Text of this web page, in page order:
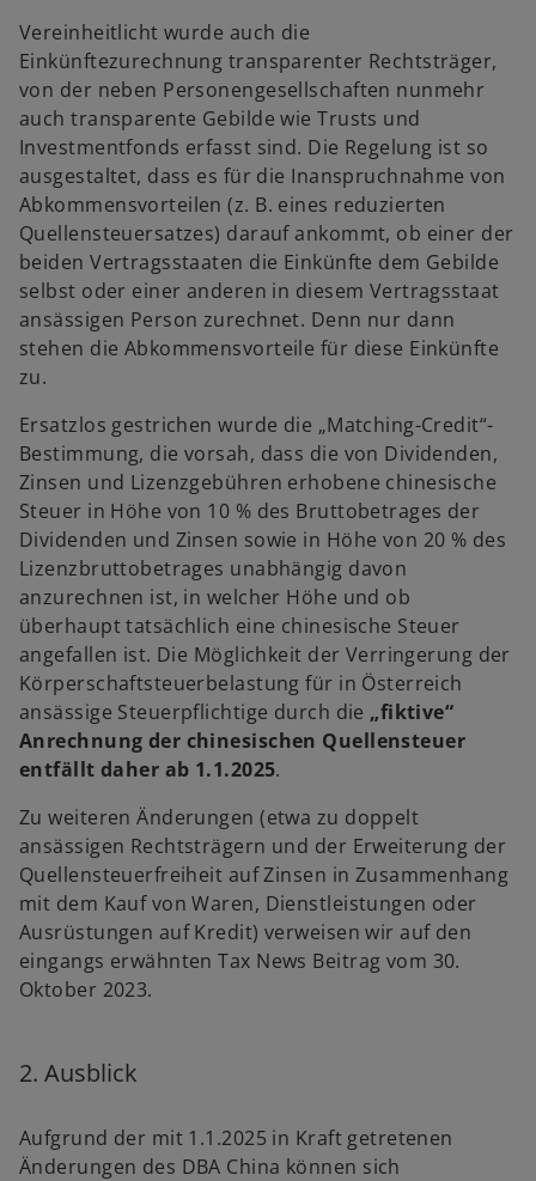
Vereinheitlicht wurde auch die
Einkünftezurechnung transparenter Rechtsträger,
von der neben Personengesellschaften nunmehr
auch transparente Gebilde wie Trusts und
Investmentfonds erfasst sind. Die Regelung ist so
ausgestaltet, dass es für die Inanspruchnahme von
Abkommensvorteilen (z. B. eines reduzierten
Quellensteuersatzes) darauf ankommt, ob einer der
beiden Vertragsstaaten die Einkünfte dem Gebilde
selbst oder einer anderen in diesem Vertragsstaat
ansässigen Person zurechnet. Denn nur dann
stehen die Abkommensvorteile für diese Einkünfte
zu.
Ersatzlos gestrichen wurde die „Matching-Credit“-
Bestimmung, die vorsah, dass die von Dividenden,
Zinsen und Lizenzgebühren erhobene chinesische
Steuer in Höhe von 10 % des Bruttobetrages der
Dividenden und Zinsen sowie in Höhe von 20 % des
Lizenzbruttobetrages unabhängig davon
anzurechnen ist, in welcher Höhe und ob
überhaupt tatsächlich eine chinesische Steuer
angefallen ist. Die Möglichkeit der Verringerung der
Körperschaftsteuerbelastung für in Österreich
ansässige Steuerpflichtige durch die „fiktive“
Anrechnung der chinesischen Quellensteuer
entfällt daher ab 1.1.2025.
Zu weiteren Änderungen (etwa zu doppelt
ansässigen Rechtsträgern und der Erweiterung der
Quellensteuerfreiheit auf Zinsen in Zusammenhang
mit dem Kauf von Waren, Dienstleistungen oder
Ausrüstungen auf Kredit) verweisen wir auf den
eingangs erwähnten Tax News Beitrag vom 30.
Oktober 2023.
2. Ausblick
Aufgrund der mit 1.1.2025 in Kraft getretenen
Änderungen des DBA China können sich